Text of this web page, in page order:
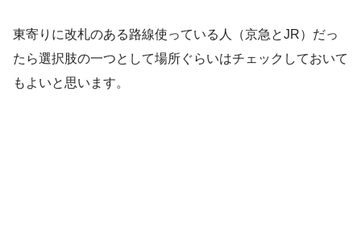
東寄りに改札のある路線使っている人（京急とJR）だっ
たら選択肢の一つとして場所ぐらいはチェックしておいて
もよいと思います。